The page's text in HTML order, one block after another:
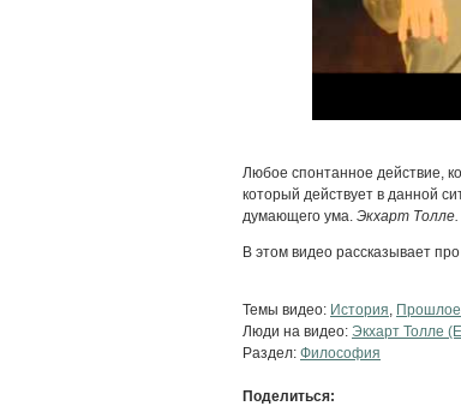
Любое спонтанное действие,
который действует в данной
думающего ума. Экхарт Толле.
В этом видео рассказывает
Темы видео: История Прошлое
Люди на видео: Экхарт Толле
Раздел: Философия
Поделиться: